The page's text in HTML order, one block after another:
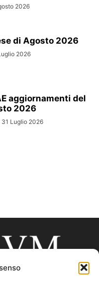
2026
di Agosto 2026
2026
aggiornamenti del
2026
31 Luglio 2026